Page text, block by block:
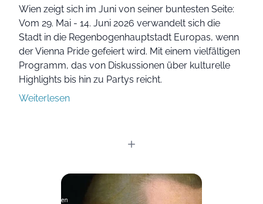
Wien zeigt sich im Juni von seiner buntesten Seite:
Vom 29. Mai - 14. Juni 2026 verwandelt sich die
Stadt in die Regenbogenhauptstadt Europas, wenn
der Vienna Pride gefeiert wird. Mit einem vielfältigen
Programm, das von Diskussionen über kulturelle
Highlights bis hin zu Partys reicht.
Weiterlesen